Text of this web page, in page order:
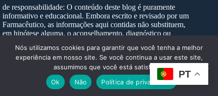
de responsabilidade: O conteúdo deste blog é puramente
informativo e educacional. Embora escrito e revisado por um
Farmacêutico, as informações aqui contidas não substituem,
em hipótese alguma, o aconselhamento, diagnóstico ou
médico ou adie a busca por um, devido a algo que tenha lido
neste site. Para prescrições e tratamentos específicos,
consulte sempre um profissional de saúde habilitado.Saiba
PT
Nós utilizamos cookies para garantir que você tenha a melhor
experiência em nosso site. Se você continua a usar este site,
assumimos que você está satisfeito.
Ok
Não Política de privacidade